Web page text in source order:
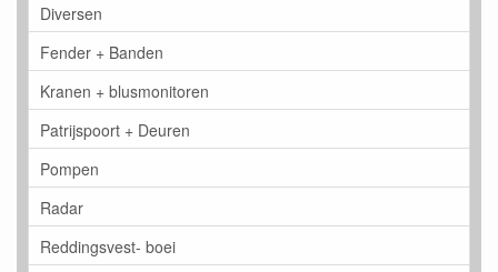
Diversen
Fender + Banden
Kranen + blusmonitoren
Patrijspoort + Deuren
Pompen
Radar
Reddingsvest- boei